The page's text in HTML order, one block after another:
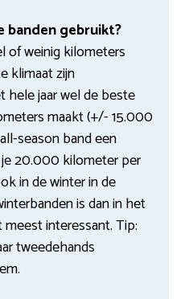
banden gebruikt?
of weinig kilometers
klimaat zijn
hele jaar wel de beste
maakt (+/- 15.000
season band een
20.000 kilometer per
in de winter in de
is dan in het
interessant. Tip:
tweedehands